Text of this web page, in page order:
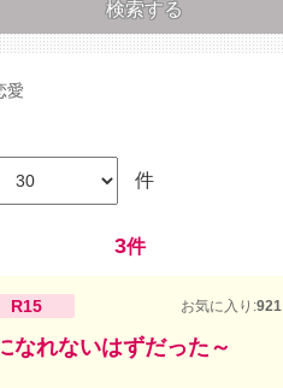
愛
件
3件
R15 お気に入り:921
なれないはずだった～